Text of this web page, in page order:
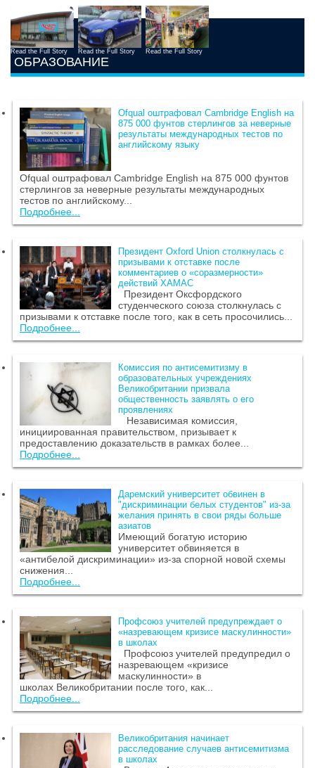
Read the Full Story Read the Full Story Read the Full Story
ОБРАЗОВАНИЕ
Ofqual оштрафовал Cambridge English на
875 000 фунтов стерлингов за неверные
результаты международных тестов по
английскому языку
Ofqual оштрафовал Cambridge English на 875 000 фунтов
стерлингов за неверные результаты международных
тестов по английскому...
Подробнее...
Президент Oxford Union столкнулась с
призывами к отставке после
комментариев о «соразмерности»
действий ХАМАС
Президент Оксфордского
студенческого союза столкнулась с
призывами к отставке после того, как в сеть просочились...
Подробнее...
Комиссия по антисемитизму в
образовательных учреждениях
Великобритании призвала
общественность заявлять о его
проявлениях
Независимая комиссия,
инициированная правительством, призывает к
предоставлению доказательств в рамках более...
Подробнее...
Даремский университет обвинен в
"дискриминации белых студентов" из-за
желания принять в свои ряды больше
азиатов
Имеющий богатую историю
университет обвиняется в
«антибелой дискриминации» из-за спорной новой схемы
снижения...
Подробнее...
Профсоюз учителей предупреждает о
«назревающем кризисе маскулинности»
в школах
Профсоюз учителей предупредил о
назревающем «кризисе
маскулинности» в
школах Великобритании после того, как...
Подробнее...
Великобритания начинает
расследование случаев антисемитизма
в школах